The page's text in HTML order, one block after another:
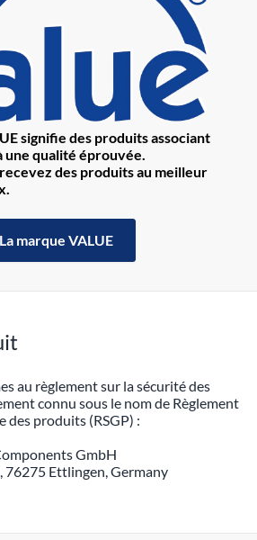
signifie des produits associant
qualité éprouvée.
des produits au meilleur
La marque VALUE
au règlement sur la sécurité des
connu sous le nom de Règlement
des produits (RSGP) :
GmbH
76275 Ettlingen, Germany